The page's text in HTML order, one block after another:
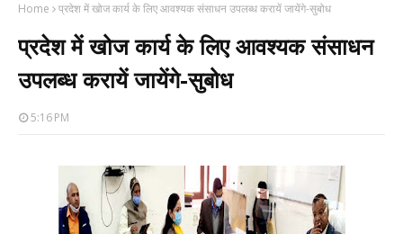
Home प्रदेश में खोज कार्य के लिए आवश्यक संसाधन उपलब्ध करायें जायेंगे-सुबोध
प्रदेश में खोज कार्य के लिए आवश्यक संसाधन
उपलब्ध करायें जायेंगे-सुबोध
5:16 PM